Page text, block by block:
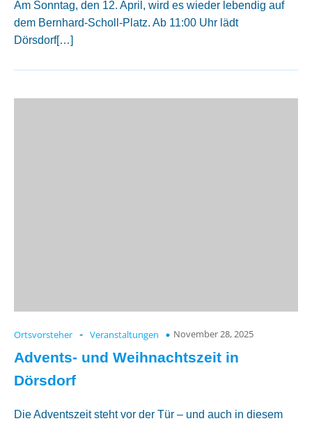
Am Sonntag, den 12. April, wird es wieder lebendig auf
dem Bernhard-Scholl-Platz. Ab 11:00 Uhr lädt
Dörsdorf[…]
Ortsvorsteher - Veranstaltungen November 28, 2025
Advents- und Weihnachtszeit in
Dörsdorf
Die Adventszeit steht vor der Tür – und auch in diesem